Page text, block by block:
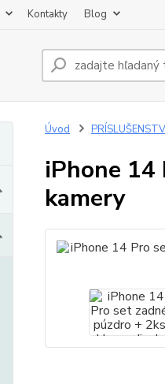
Kontakty Blog
Úvod
iPhone
kamery